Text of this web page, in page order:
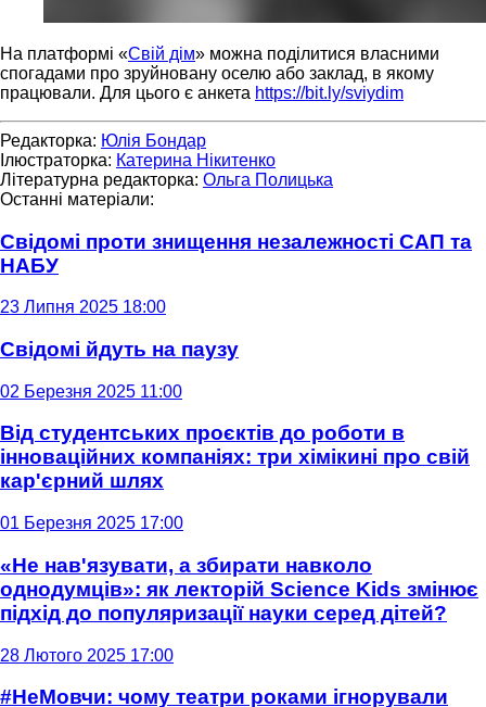
На платформі «Свій дім» можна поділитися власними
спогадами про зруйновану оселю або заклад, в якому
працювали. Для цього є анкета https://bit.ly/sviydim
Редакторка: Юлія Бондар
Ілюстраторка: Катерина Нікитенко
Літературна редакторка: Ольга Полицька
Останні матеріали:
Свідомі проти знищення незалежності САП та
НАБУ
23 Липня 2025 18:00
Свідомі йдуть на паузу
02 Березня 2025 11:00
Від студентських проєктів до роботи в
інноваційних компаніях: три хімікині про свій
кар'єрний шлях
01 Березня 2025 17:00
«Не нав'язувати, а збирати навколо
однодумців»: як лекторій Science Kids змінює
підхід до популяризації науки серед дітей?
28 Лютого 2025 17:00
#НеМовчи: чому театри роками ігнорували